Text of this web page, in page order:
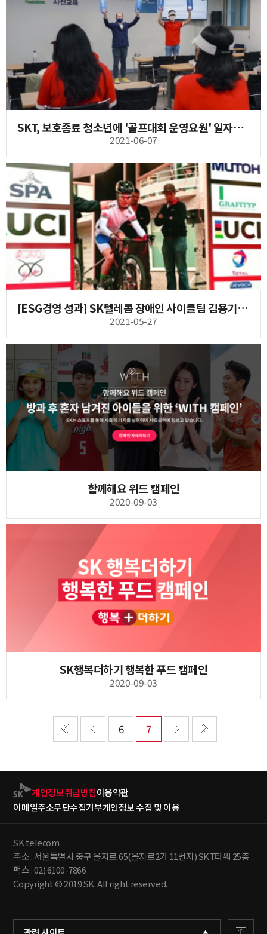
SKT, 보호종료 청소년에 '골프대회 운영요원' 일자리 제공
2021-06-07
[ESG경영 성과] SK텔레콤 장애인 사이클팀 김용기, 도쿄패럴림픽 출전
2021-05-27
함께해요 위드 캠페인
2020-09-03
SK행복더하기 행복한 푸드 캠페인
2020-09-03
6 7
개인정보취급방침이용약관
이메일주소무단수집거부개인정보 수집 및 이용
SK telecom
주소 : 서울특별시 중구 을지로 65(을지로2가 11번지) SKT타워 25층
팩스 : 02) 6100-7866
Copyright © 2019 SK. All right reserved.